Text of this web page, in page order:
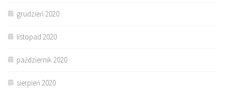
grudzień 2020
listopad 2020
październik 2020
sierpień 2020